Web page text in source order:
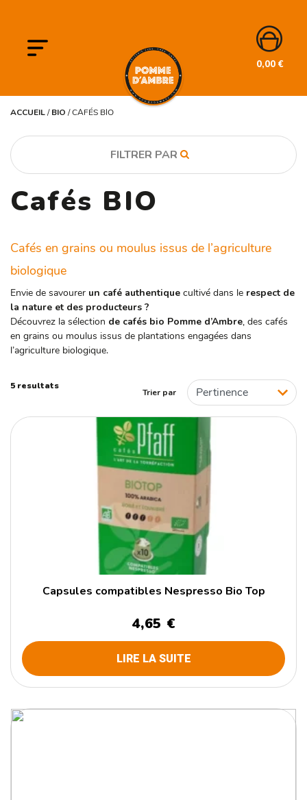
0,00 €
ACCUEIL/BIO /CAFÉS BIO
FILTRER PAR
CATÉGORIE
BIO
PRODUIT BIO
Oui
MARQUE
Pfaff
Cafés BIO
Cafés en grains ou moulus issus de l’agriculture
biologique
Envie de savourer un café authentique cultivé dans le respect de
la nature et des producteurs ?
Découvrez la sélection de cafés bio Pomme d’Ambre, des cafés
en grains ou moulus issus de plantations engagées dans
l’agriculture biologique.
5 resultats
Trier par
Capsules compatibles Nespresso Bio Top
4,65 €
LIRE LA SUITE